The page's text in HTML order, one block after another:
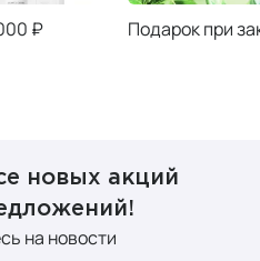
₽ Подарок при
новых акций
на новости